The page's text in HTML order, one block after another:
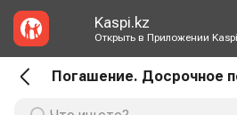
Kaspi.kz
Открыть в Приложении
Погашение. Досрочное